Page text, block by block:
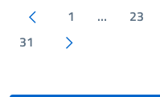
Paginazione
Pagina precedente
1 … 23
31